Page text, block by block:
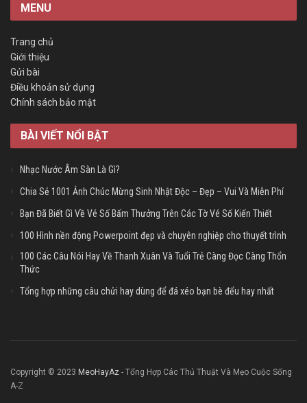
MENU
Trang chủ
Giới thiệu
Gửi bài
Điều khoản sử dụng
Chính sách bảo mật
BÀI VIẾT NỔI BẬT
Nhạc Nước Âm Sàn Là Gì?
Chia Sẻ 1001 Ảnh Chúc Mừng Sinh Nhật Độc – Đẹp – Vui Và Miễn Phí
Bạn Đã Biết Gì Về Vé Số Bấm Thưởng Trên Các Tờ Vé Số Kiến Thiết
100 Hình nền động Powerpoint đẹp và chuyên nghiệp cho thuyết trình
100 Các Câu Nói Hay Về Thanh Xuân Và Tuổi Trẻ Càng Đọc Càng Thổn
Thức
Tổng hợp những câu chửi hay dùng để đá xéo bạn bè đểu hay nhất
Copyright © 2023 MeoHayAz - Tổng Hợp Các Thủ Thuật Và Mẹo Cuộc Sống
A-Z